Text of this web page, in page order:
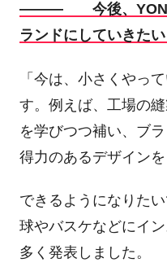
――― 今後、
ランドにしていきたい
「今は、小さくやっ
す。例えば、工場の
を学びつつ補い、ブ
得力のあるデザインを
できるようになりた
球やバスケなどにイ
多く発表しました。